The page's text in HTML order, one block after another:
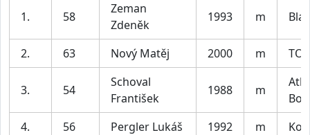
1. 58
Zeman
Zdeněk
1993 m
2. 63 Nový Matěj 2000 m
3. 54
Schoval
František
1988 m
4.
56 Pergler Lukáš 1992 m